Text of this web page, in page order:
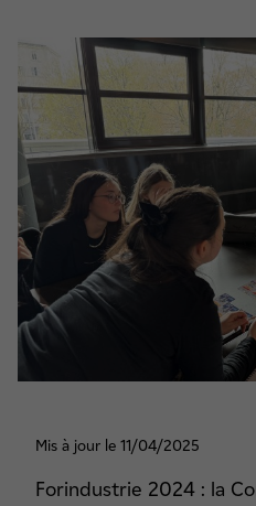
Mis à jour le 11/04/2025
Forindustrie 2024 : la